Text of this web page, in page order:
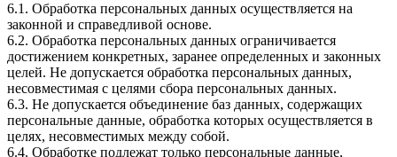
6.1. Обработка персональных данных осуществляется на
законной и справедливой основе.
6.2. Обработка персональных данных ограничивается
достижением конкретных, заранее определенных и законных
целей. Не допускается обработка персональных данных,
несовместимая с целями сбора персональных данных.
6.3. Не допускается объединение баз данных, содержащих
персональные данные, обработка которых осуществляется в
целях, несовместимых между собой.
6.4. Обработке подлежат только персональные данные,